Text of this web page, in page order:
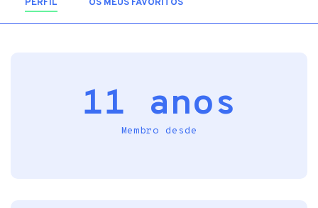
PERFIL (SEPARADOR ATIVO)
OS MEUS FAVORITOS
11 anos
Membro desde